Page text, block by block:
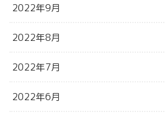
2022年9月
2022年8月
2022年7月
2022年6月